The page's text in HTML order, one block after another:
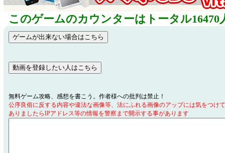
このゲームのカウンターはトータル16470
無料ゲーム攻略、感想を書こう。作者様への批判は禁止！
公序良俗に反する内容や違法な画像等、法にふれる画像のアップには気をつけ
ありましたらIPアドレス等の情報を警察まで開示する事があります